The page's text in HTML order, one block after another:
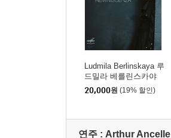
Ludmila Berlinskaya 루
드밀라 베를린스카야
피아노 연주집 (Remini
scenza)
20,000원 (19% 할인)
연주 : Arthur Ancelle